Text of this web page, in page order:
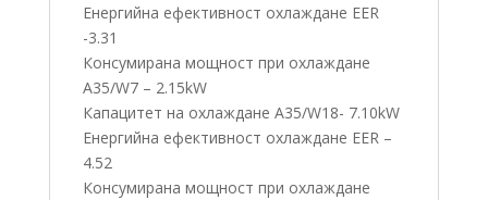
Енергийна ефективност охлаждане EER
-3.31
Консумирана мощност при охлаждане
A35/W7 – 2.15kW
Капацитет на охлаждане A35/W18- 7.10kW
Енергийна ефективност охлаждане EER –
4.52
Консумирана мощност при охлаждане